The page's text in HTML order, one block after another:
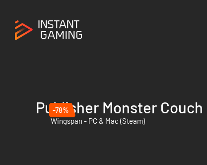
Publisher Monster Couch
-78%
Wingspan - PC & Mac (Steam)